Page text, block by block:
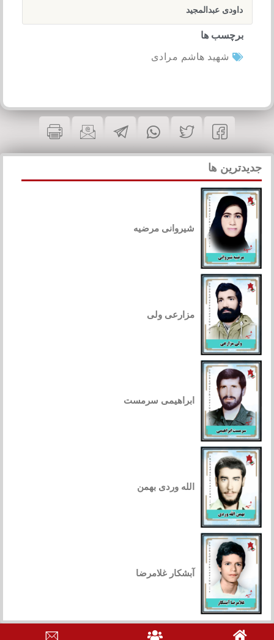
داودی عبدالمجید
برچسب ها
شهید هاشم مرادی
جدیدترین ها
شیروانی مرضیه
مزارعی ولی
ابراهیمی سرمست
الله وردی بهمن
آبشکار غلامرضا